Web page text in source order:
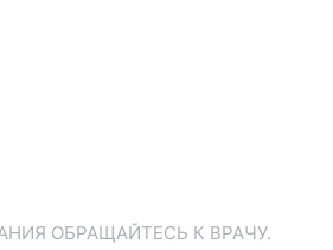
ОБРАЩАЙТЕСЬ К ВРАЧУ.